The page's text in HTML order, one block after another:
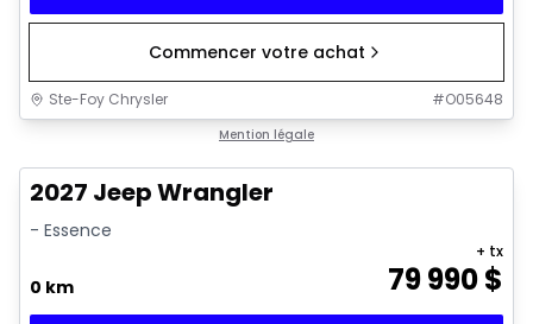
Commencer votre achat
Ste-Foy Chrysler #O05648
Mention légale
2027 Jeep Wrangler
- Essence
0 km 79 990$
+ tx